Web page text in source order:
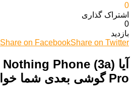
0
اشتراک گذاری‌
0
بازدید
Share on FacebookShare on Twitter
Pro گوشی بعدی شما خواهد بود؟